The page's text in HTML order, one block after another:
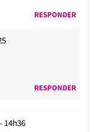
RESPONDER
RESPONDER
14h36